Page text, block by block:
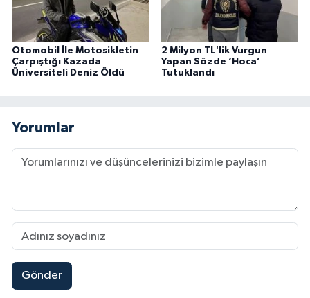
Otomobil İle Motosikletin
Çarpıştığı Kazada
Üniversiteli Deniz Öldü
2 Milyon TL'lik Vurgun
Yapan Sözde ‘Hoca’
Tutuklandı
Yorumlar
Gönder